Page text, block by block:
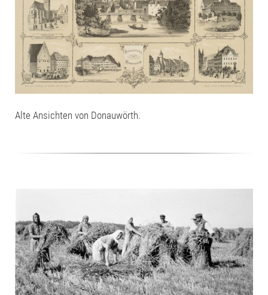
Alte Ansichten von Donauwörth.